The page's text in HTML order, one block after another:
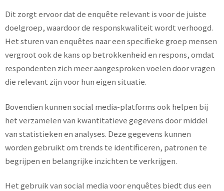
Dit zorgt ervoor dat de enquête relevant is voor de juiste
doelgroep, waardoor de responskwaliteit wordt verhoogd.
Het sturen van enquêtes naar een specifieke groep mensen
vergroot ook de kans op betrokkenheid en respons, omdat
respondenten zich meer aangesproken voelen door vragen
die relevant zijn voor hun eigen situatie.
Bovendien kunnen social media-platforms ook helpen bij
het verzamelen van kwantitatieve gegevens door middel
van statistieken en analyses. Deze gegevens kunnen
worden gebruikt om trends te identificeren, patronen te
begrijpen en belangrijke inzichten te verkrijgen.
Het gebruik van social media voor enquêtes biedt dus een